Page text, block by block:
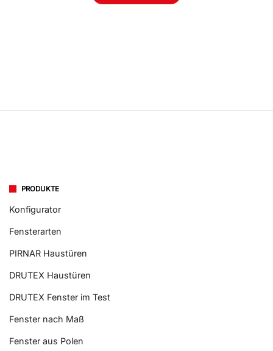
PRODUKTE
Konfigurator
Fensterarten
PIRNAR Haustüren
DRUTEX Haustüren
DRUTEX Fenster im Test
Fenster nach Maß
Fenster aus Polen